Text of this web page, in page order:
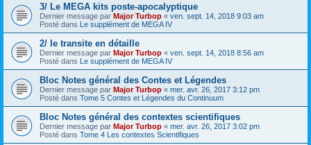
3/ Le MEGA kits poste-apocalyptique
Dernier message par Major Turbop « ven. sept. 14, 2018 9:03 am
Posté dans Le supplément de MEGA IV
2/ le transite en détaille
Dernier message par Major Turbop « ven. sept. 14, 2018 8:56 am
Posté dans Le supplément de MEGA IV
Bloc Notes général des Contes et Légendes
Dernier message par Major Turbop « mer. avr. 26, 2017 3:12 pm
Posté dans Tome 5 Contes et Légendes du Continuum
Bloc Notes général des contextes scientifiques
Dernier message par Major Turbop « mer. avr. 26, 2017 3:02 pm
Posté dans Tome 4 Les contextes Scientifiques